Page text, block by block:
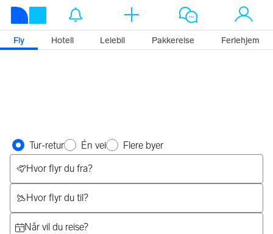
Finn billige
Fly Hotell Leiebil Pakkereise Feriehjem
Velg reise type
Tur-retur Én vei
Flere byer
Hvor flyr du fra?
Hvor flyr du til?
Når vil du reise?